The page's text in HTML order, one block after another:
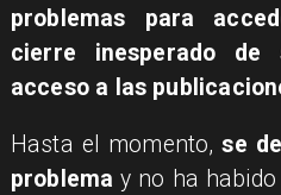
problemas para
cierre inesperado
acceso a las
Hasta el momento,se
problema y no ha